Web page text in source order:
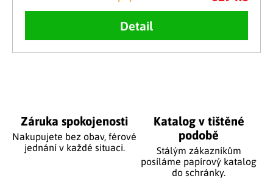
Detail
Záruka spokojenosti
Nakupujete bez obav, férové
jednání v každé situaci.
Katalog v tištěné
podobě
Stálým zákazníkům
posíláme papírový katalog
do schránky.